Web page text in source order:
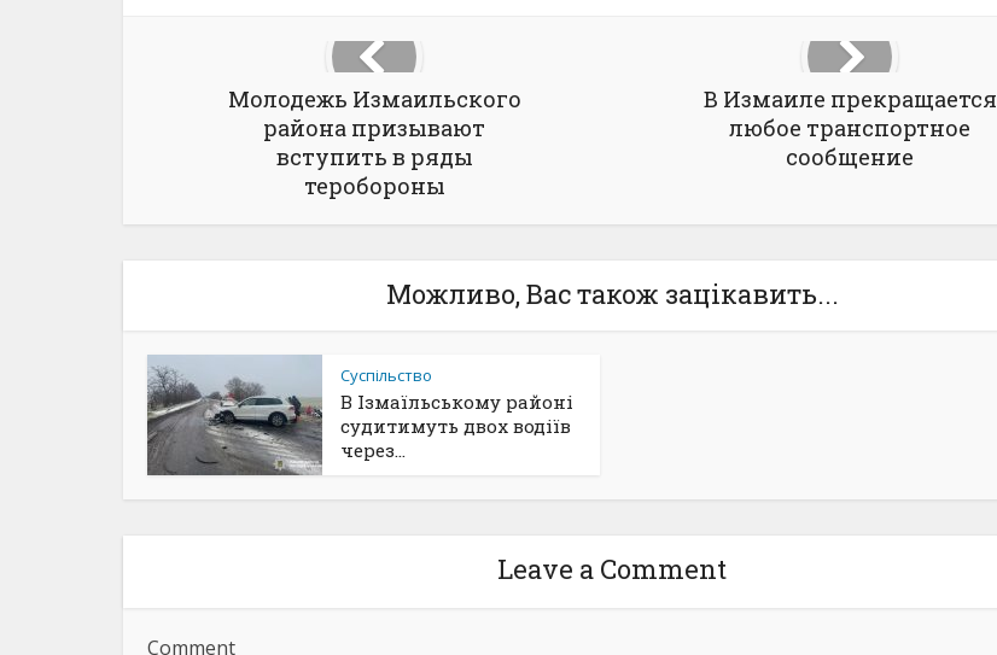
Молодежь Измаильского
района призывают
вступить в ряды
теробороны
В Измаиле прекращается
любое транспортное
сообщение
Можливо, Вас також зацікавить...
Суспільство
В Ізмаїльському районі
судитимуть двох водіїв
через...
Leave a Comment
Comment